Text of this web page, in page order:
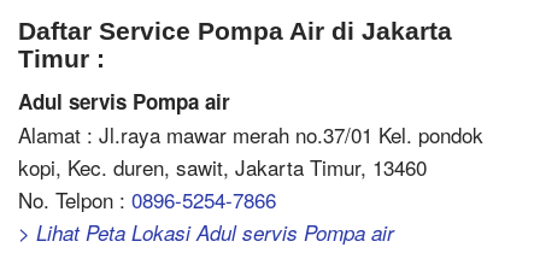
Daftar Service Pompa Air di Jakarta
Timur :
Adul servis Pompa air
Alamat : Jl.raya mawar merah no.37/01 Kel. pondok
kopi, Kec. duren, sawit, Jakarta Timur, 13460
No. Telpon : 0896-5254-7866
> Lihat Peta Lokasi Adul servis Pompa air